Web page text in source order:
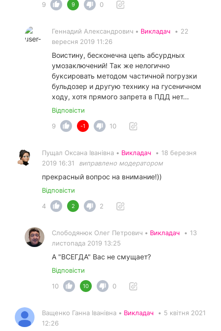
9
9 0
Геннадий Александрович • Викладач • 22
вересня 2019 11:26
Воистину, бесконечна цепь абсурдных
умозаключений! Так же нелогично
буксировать методом частичной погрузки
бульдозер и другую технику на гусеничном
ходу, хотя прямого запрета в ПДД нет...
Відповісти
9
-1 10
Пущал Оксана Іванівна • Викладач • 18 березня
2019 16:31
виправлено модератором
прекрасный вопрос на внимание!))
Відповісти
4
2 2
Слободянюк Олег Петрович • Викладач • 13
листопада 2019 13:25
А "ВСЕГДА" Вас не смущает?
Відповісти
10
10 0
Ващенко Ганна Іванівна • Викладач • 5 квітня 2021
12:26